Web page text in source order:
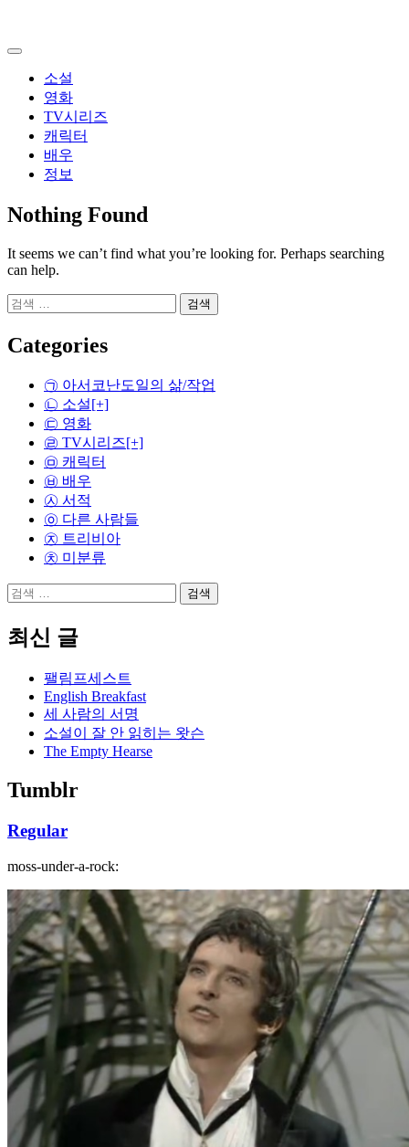
content
소설
영화
TV시리즈
캐릭터
배우
정보
Nothing Found
It seems we can’t find what you’re looking for. Perhaps searching
can help.
검
Categories
㉠ 아서코난도일의 삶/작업
㉡ 소설[+]
㉢ 영화
㉣ TV시리즈[+]
㉤ 캐릭터
㉥ 배우
㉦ 서적
㉧ 다른 사람들
㉨ 트리비아
㉩ 미분류
검
최신 글
팰림프세스트
English Breakfast
세 사람의 서명
소설이 잘 안 읽히는 왓슨
The Empty Hearse
Tumblr
Regular
moss-under-a-rock: